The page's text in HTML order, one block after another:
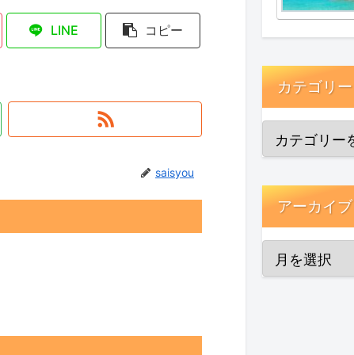
LINE コピー
saisyou
カテゴリー
アーカイブ